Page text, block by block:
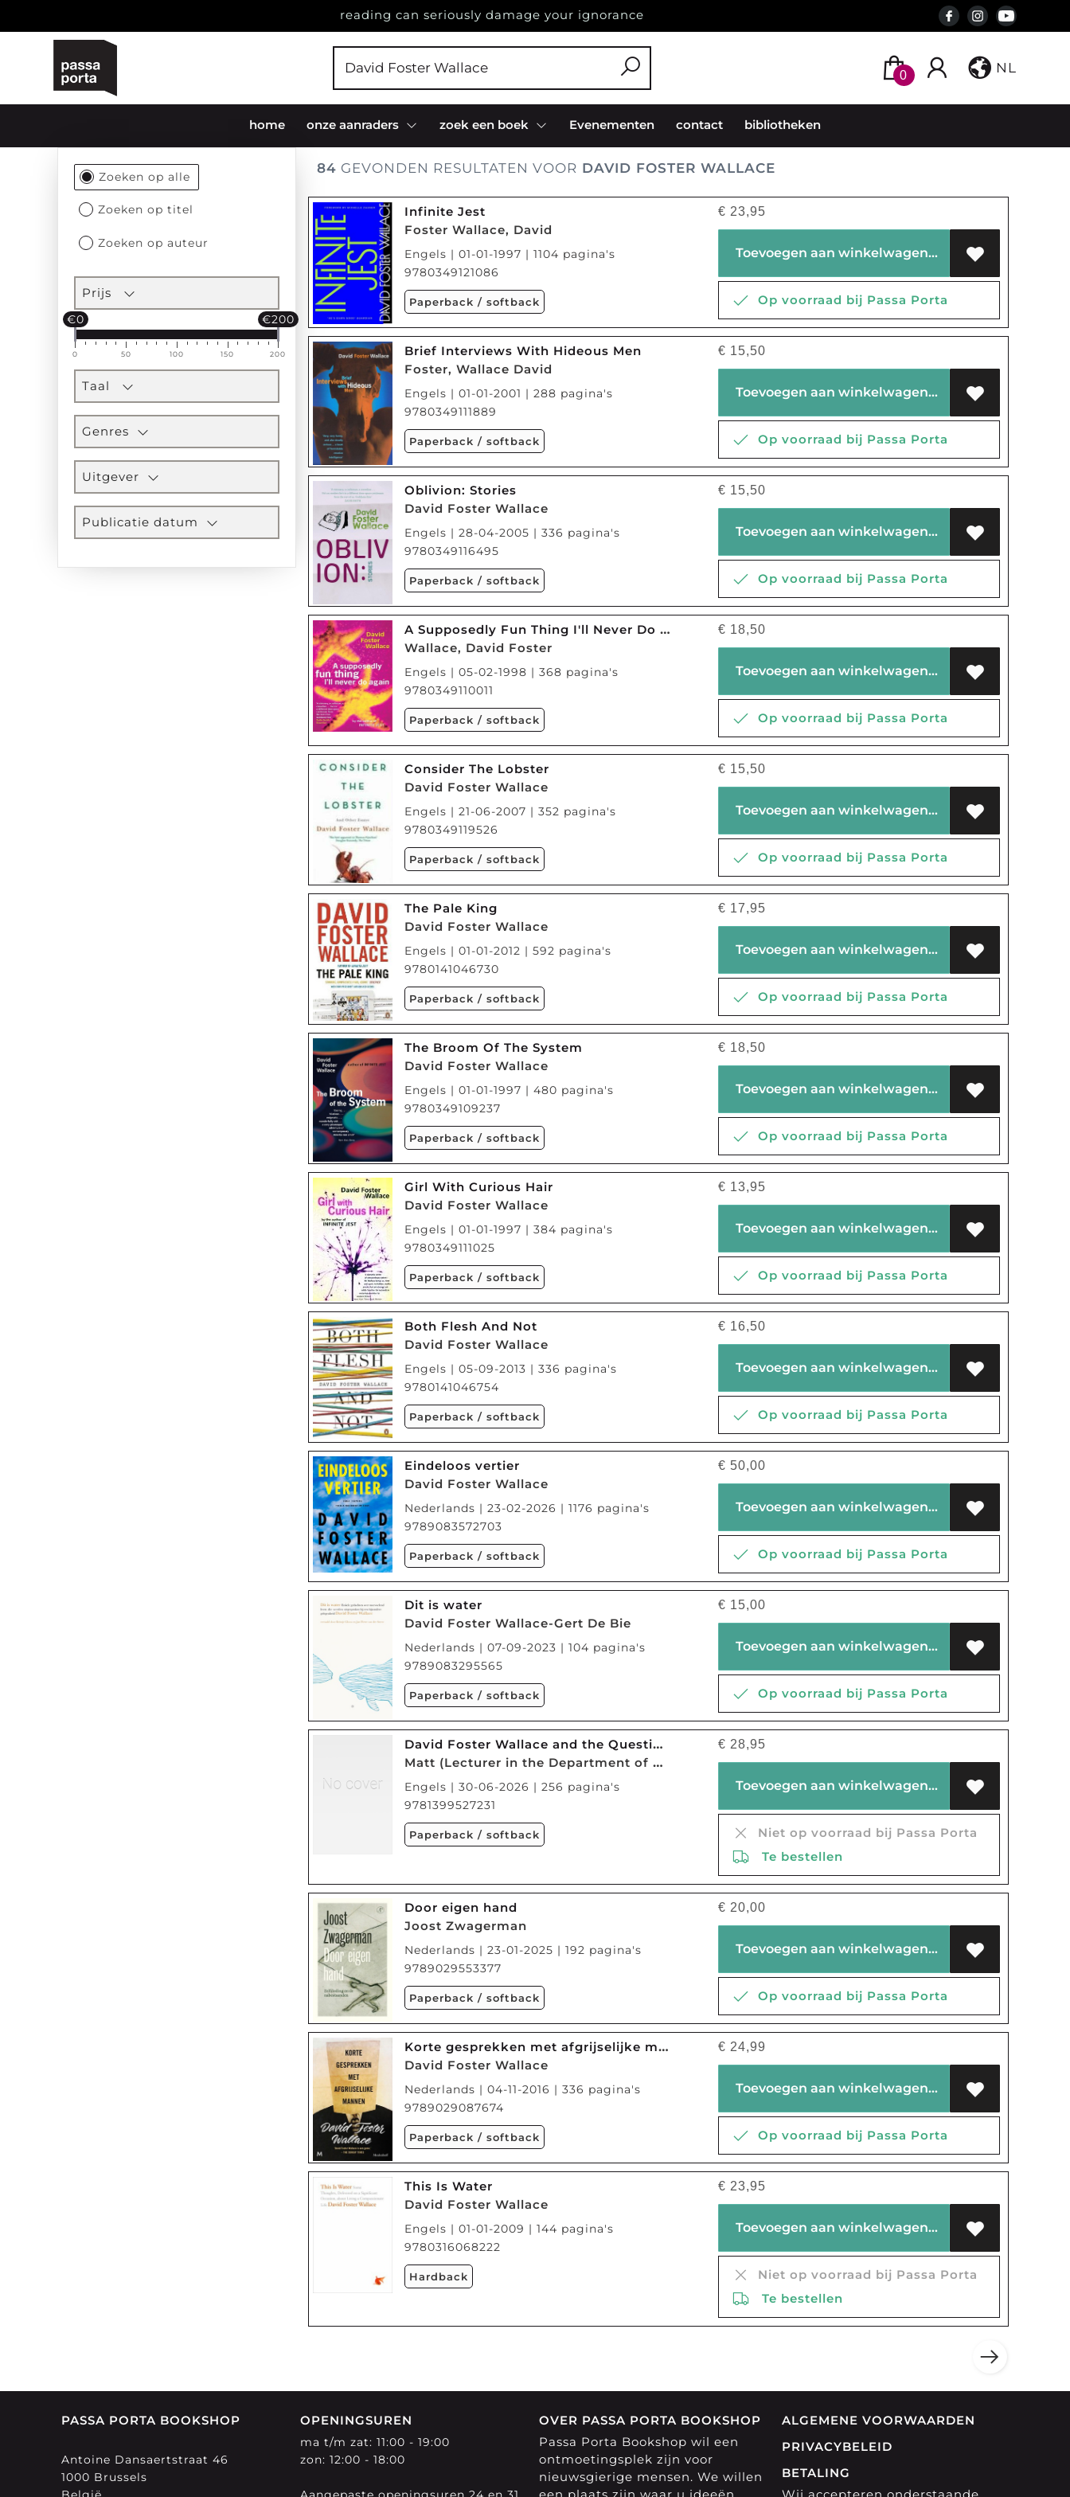
reading can seriously damage your ignorance
0 NL
home onze aanraders zoek een boek Evenementen contact bibliotheken
Filtersectie
Zoeken op alle
Zoeken op titel
Zoeken op auteur
Prijs
€0 €200
0 50 100 150 200
Taal
Genres
Uitgever
Publicatie datum
84 GEVONDEN RESULTATEN VOOR DAVID FOSTER WALLACE
Infinite Jest
Foster Wallace, David
Engels | 01-01-1997 | 1104 pagina's
9780349121086
Paperback / softback
€ 23,95
Toevoegen aan winkelwagen
Op voorraad bij Passa Porta
Brief Interviews With Hideous Men
Foster, Wallace David
Engels | 01-01-2001 | 288 pagina's
9780349111889
Paperback / softback
€ 15,50
Toevoegen aan winkelwagen
Op voorraad bij Passa Porta
Oblivion: Stories
David Foster Wallace
Engels | 28-04-2005 | 336 pagina's
9780349116495
Paperback / softback
€ 15,50
Toevoegen aan winkelwagen
Op voorraad bij Passa Porta
A Supposedly Fun Thing I'll Never Do Again
Wallace, David Foster
Engels | 05-02-1998 | 368 pagina's
9780349110011
Paperback / softback
€ 18,50
Toevoegen aan winkelwagen
Op voorraad bij Passa Porta
Consider The Lobster
David Foster Wallace
Engels | 21-06-2007 | 352 pagina's
9780349119526
Paperback / softback
€ 15,50
Toevoegen aan winkelwagen
Op voorraad bij Passa Porta
The Pale King
David Foster Wallace
Engels | 01-01-2012 | 592 pagina's
9780141046730
Paperback / softback
€ 17,95
Toevoegen aan winkelwagen
Op voorraad bij Passa Porta
The Broom Of The System
David Foster Wallace
Engels | 01-01-1997 | 480 pagina's
9780349109237
Paperback / softback
€ 18,50
Toevoegen aan winkelwagen
Op voorraad bij Passa Porta
Girl With Curious Hair
David Foster Wallace
Engels | 01-01-1997 | 384 pagina's
9780349111025
Paperback / softback
€ 13,95
Toevoegen aan winkelwagen
Op voorraad bij Passa Porta
Both Flesh And Not
David Foster Wallace
Engels | 05-09-2013 | 336 pagina's
9780141046754
Paperback / softback
€ 16,50
Toevoegen aan winkelwagen
Op voorraad bij Passa Porta
Eindeloos vertier
David Foster Wallace
Nederlands | 23-02-2026 | 1176 pagina's
9789083572703
Paperback / softback
€ 50,00
Toevoegen aan winkelwagen
Op voorraad bij Passa Porta
Dit is water
David Foster Wallace-Gert De Bie
Nederlands | 07-09-2023 | 104 pagina's
9789083295565
Paperback / softback
€ 15,00
Toevoegen aan winkelwagen
Op voorraad bij Passa Porta
David Foster Wallace and the Question of Scepticism
Matt (Lecturer in the Department of English Prout
Engels | 30-06-2026 | 256 pagina's
9781399527231
Paperback / softback
€ 28,95
Toevoegen aan winkelwagen
Niet op voorraad bij Passa Porta
Te bestellen
Door eigen hand
Joost Zwagerman
Nederlands | 23-01-2025 | 192 pagina's
9789029553377
Paperback / softback
€ 20,00
Toevoegen aan winkelwagen
Op voorraad bij Passa Porta
Korte gesprekken met afgrijselijke mannen
David Foster Wallace
Nederlands | 04-11-2016 | 336 pagina's
9789029087674
Paperback / softback
€ 24,99
Toevoegen aan winkelwagen
Op voorraad bij Passa Porta
This Is Water
David Foster Wallace
Engels | 01-01-2009 | 144 pagina's
9780316068222
Hardback
€ 23,95
Toevoegen aan winkelwagen
Niet op voorraad bij Passa Porta
Te bestellen
PASSA PORTA BOOKSHOP
Antoine Dansaertstraat 46
1000 Brussels
OPENINGSUREN
ma t/m zat: 11:00 - 19:00
zon: 12:00 - 18:00
OVER PASSA PORTA BOOKSHOP
Passa Porta Bookshop wil een
ontmoetingsplek zijn voor
nieuwsgierige mensen. We willen
ALGEMENE VOORWAARDEN
PRIVACYBELEID
BETALING